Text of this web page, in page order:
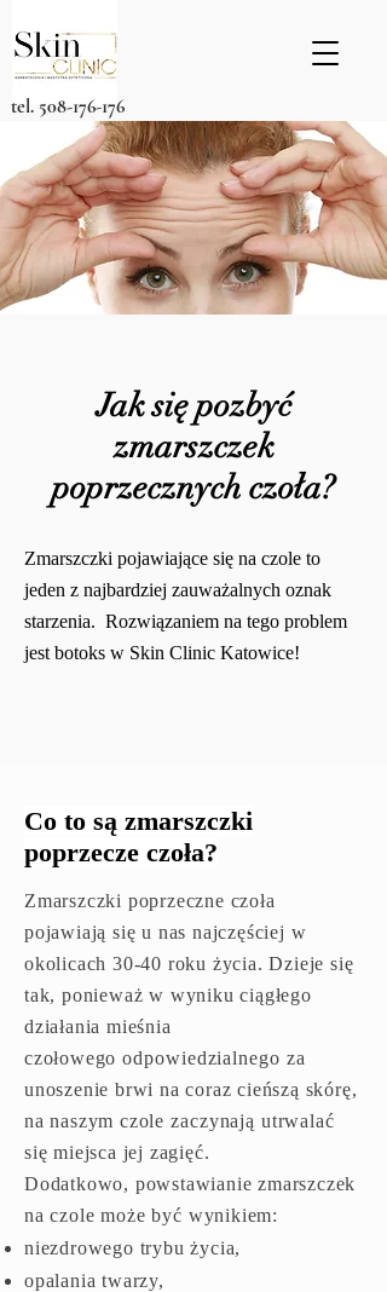
tel. 508-176-176
Jak się pozbyć
zmarszczek
poprzecznych czoła?
Zmarszczki pojawiające się na czole to
jeden z najbardziej zauważalnych oznak
starzenia. Rozwiązaniem na tego problem
jest botoks w Skin Clinic Katowice!
Co to są zmarszczki
poprzecze czoła?
Zmarszczki poprzeczne czoła
pojawiają się u nas najczęściej w
okolicach 30-40 roku życia. Dzieje się
tak, ponieważ w wyniku ciągłego
działania mieśnia
czołowegoodpowiedzialnego za
unoszenie brwi na coraz cieńszą skórę,
na naszym czole zaczynają utrwalać
się miejsca jej zagięć.
Dodatkowo, powstawianie zmarszczek
na czole możebyć wynikiem:
niezdrowego trybu życia,
opalania twarzy,